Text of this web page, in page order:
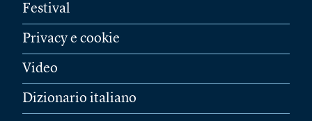
Festival
Privacy e cookie
Video
Dizionario italiano